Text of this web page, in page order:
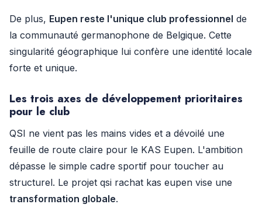
De plus, Eupen reste l'unique club professionnel de
la communauté germanophone de Belgique. Cette
singularité géographique lui confère une identité locale
forte et unique.
Les trois axes de développement prioritaires
pour le club
QSI ne vient pas les mains vides et a dévoilé une
feuille de route claire pour le KAS Eupen. L'ambition
dépasse le simple cadre sportif pour toucher au
structurel. Le projet qsi rachat kas eupen vise une
transformation globale.